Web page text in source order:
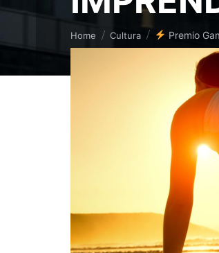
Tu sei qui:
Home Cultura Premio